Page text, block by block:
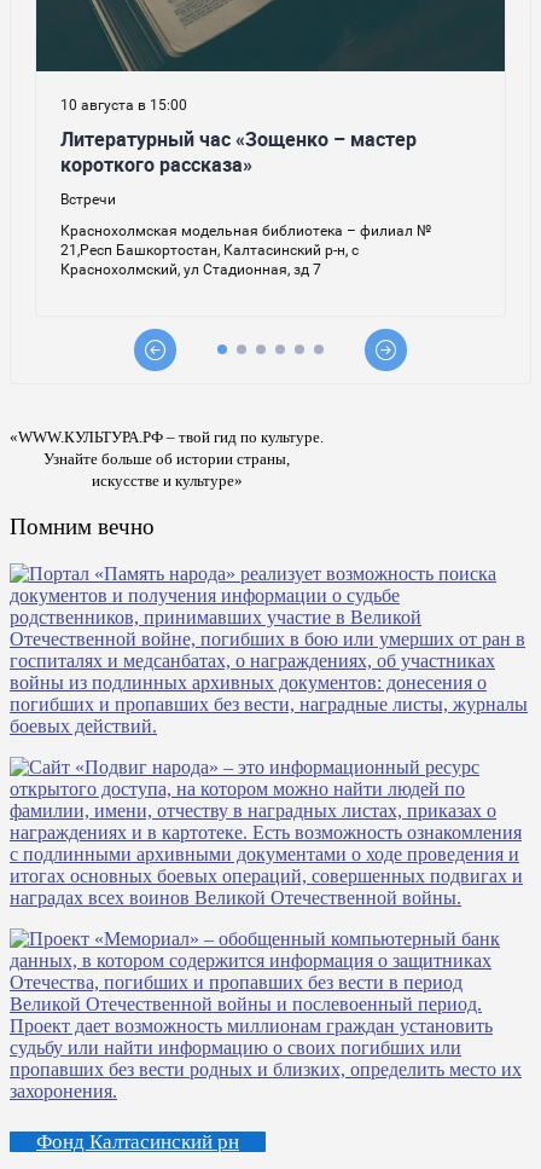
«WWW.КУЛЬТУРА.РФ – твой гид по культуре.
Узнайте больше об истории страны,
искусстве и культуре»
Помним вечно
Фонд Калтасинский рн